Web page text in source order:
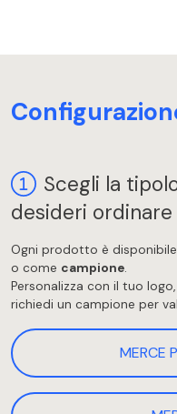
Scegli la
desideri ordinare
Ogni prodotto è
o come campione.
Personalizza con il tuo
richiedi un campione per
MERCE